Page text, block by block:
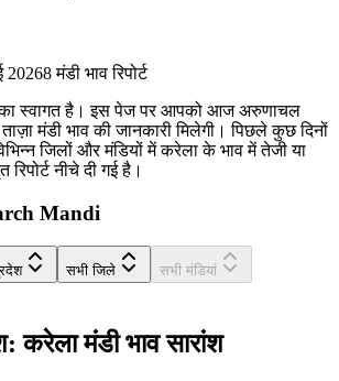
20268 मंडी भाव रिपोर्ट
स्वागत है। इस पेज पर आपको आज अरुणाचल
मंडी भाव की जानकारी मिलेगी। पिछले कुछ दिनों
जिलों और मंडियों में करेला के भाव में तेजी या
नीचे दी गई है।
Mandi
सभी जिले
सभी मंडियां
मंडी भाव सारांश